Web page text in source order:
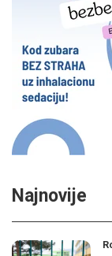
Najnovije